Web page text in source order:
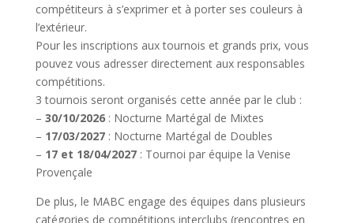
compétiteurs à s’exprimer et à porter ses couleurs à
l’extérieur.
Pour les inscriptions aux tournois et grands prix, vous
pouvez vous adresser directement aux responsables
compétitions.
3 tournois seront organisés cette année par le club :
– 30/10/2026: Nocturne Martégal de Mixtes
– 17/03/2027: Nocturne Martégal de Doubles
– 17 et 18/04/2027: Tournoi par équipe la Venise
Provençale
De plus, le MABC engage des équipes dans plusieurs
catégories de compétitions interclubs (rencontres en